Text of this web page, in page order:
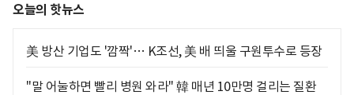
오늘의 핫뉴스
美 방산 기업도 '깜짝'… K조선, 美 배 띄울 구원투수로 등장
"말 어눌하면 빨리 병원 와라" 韓 매년 10만명 걸리는 질환